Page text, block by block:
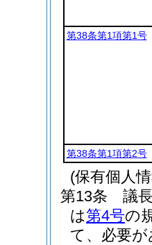
第38条第1項第1号
第38条第1項第2号
(保有個人
第13条
議
は第4号の
て、必要